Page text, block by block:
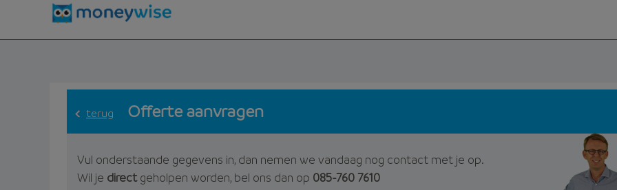
terug Offerte aanvragen
Vul onderstaande gegevens in, dan nemen we vandaag nog contact met je op.
Wil je directgeholpen worden, bel ons dan op 085-760 7610